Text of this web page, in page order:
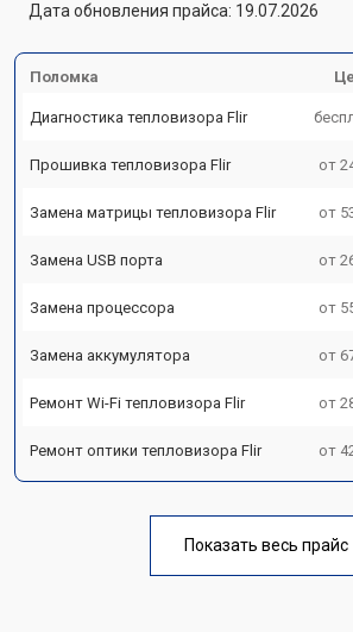
Дата обновления прайса: 19.07.2026
Поломка
Диагностика тепловизора Flir
Прошивка тепловизора Flir от
Замена матрицы тепловизора Flir от
Замена USB порта от
Замена процессора от
Замена аккумулятора от
Ремонт Wi-Fi тепловизора Flir от
Ремонт оптики тепловизора Flir от
Показать весь прайс